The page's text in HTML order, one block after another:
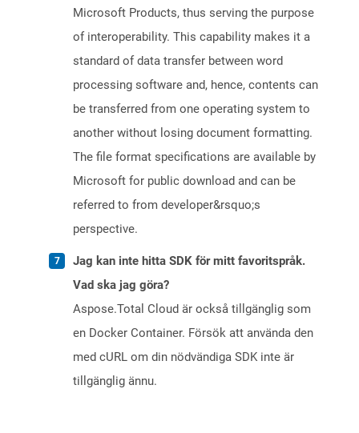
Microsoft Products, thus serving the purpose
of interoperability. This capability makes it a
standard of data transfer between word
processing software and, hence, contents can
be transferred from one operating system to
another without losing document formatting.
The file format specifications are available by
Microsoft for public download and can be
referred to from developer&rsquo;s
perspective.
Jag kan inte hitta SDK för mitt favoritspråk.
Vad ska jag göra?
Aspose.Total Cloud är också tillgänglig som
en Docker Container. Försök att använda den
med cURL om din nödvändiga SDK inte är
tillgänglig ännu.